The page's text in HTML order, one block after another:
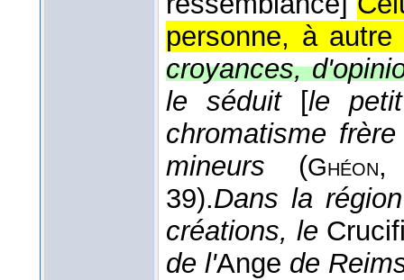
personne, à autre
croyances,
le séduit[le
chromatisme
mineurs (Ghéon
39).Dans la
créations, le
de l'Ange de